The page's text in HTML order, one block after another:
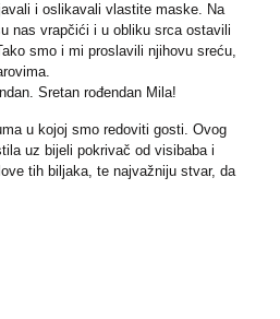
i oslikavali vlastite maske. Na
nas vrapčići i u obliku srca ostavili
smo i mi proslavili njihovu sreću,
Sretan rođendan Mila!
u kojoj smo redoviti gosti. Ovog
uz bijeli pokrivač od visibaba i
tih biljaka, te najvažniju stvar, da